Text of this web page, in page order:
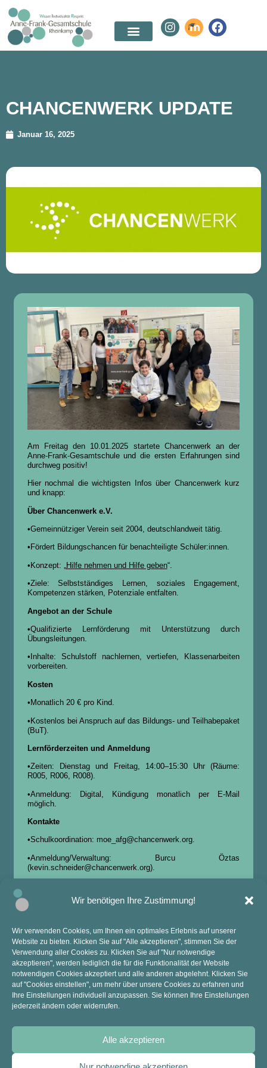
Wir benötigen Ihre Zustimmung!
Wir verwenden Cookies, um Ihnen ein optimales Erlebnis auf unserer
Website zu bieten. Klicken Sie auf "Alle akzeptieren", stimmen Sie der
Verwendung aller Cookies zu. Klicken Sie auf "Nur notwendige
akzeptieren", werden lediglich die für die Funktionalität der Website
notwendigen Cookies akzeptiert und alle anderen abgelehnt. Klicken Sie
auf "Cookies einstellen", um mehr über unsere Cookies zu erfahren und
Ihre Einstellungen individuell anzupassen. Sie können Ihre Einstellungen
jederzeit ändern oder widerrufen.
Alle akzeptieren
CHANCENWERK UPDATE
Januar 16, 2025
Am Freitag den 10.01.2025 startete Chancenwerk an der
Anne-Frank-Gesamtschule und die ersten Erfahrungen sind
durchweg positiv!
Hier nochmal die wichtigsten Infos über Chancenwerk kurz
und knapp:
Über Chancenwerk e.V.
•Gemeinnütziger Verein seit 2004, deutschlandweit tätig.
•Fördert Bildungschancen für benachteiligte Schüler:innen.
•Konzept: „ Hilfe nehmen und Hilfe geben“.
•Ziele: Selbstständiges Lernen, soziales Engagement,
Kompetenzen stärken, Potenziale entfalten.
Angebot an der Schule
•Qualifizierte Lernförderung mit Unterstützung durch
Übungsleitungen.
•Inhalte: Schulstoff nachlernen, vertiefen, Klassenarbeiten
vorbereiten.
Kosten
•Monatlich 20 € pro Kind.
•Kostenlos bei Anspruch auf das Bildungs- und Teilhabepaket
(BuT).
Lernförderzeiten und Anmeldung
•Zeiten: Dienstag und Freitag, 14:00–15:30 Uhr (Räume:
R005, R006, R008).
•Anmeldung: Digital, Kündigung monatlich per E-Mail
möglich.
Kontakte
•Schulkoordination: moe_afg@chancenwerk.org.
•Anmeldung/Verwaltung: Burcu Öztas
(kevin.schneider@chancenwerk.org).
KONTAKT
Mail: sekretariat@anne-frank-ge.de​
Tel.: 02841 94270
ANSCHRIFT
Kopernikusstraße 9
47445 Moers